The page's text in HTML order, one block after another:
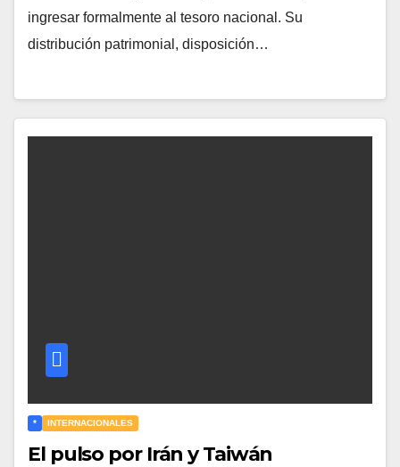
ingresar formalmente al tesoro nacional. Su
distribución patrimonial, disposición…
* INTERNACIONALES
El pulso por Irán y Taiwán